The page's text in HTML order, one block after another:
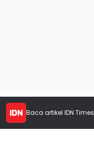
Baca artikel IDN Times